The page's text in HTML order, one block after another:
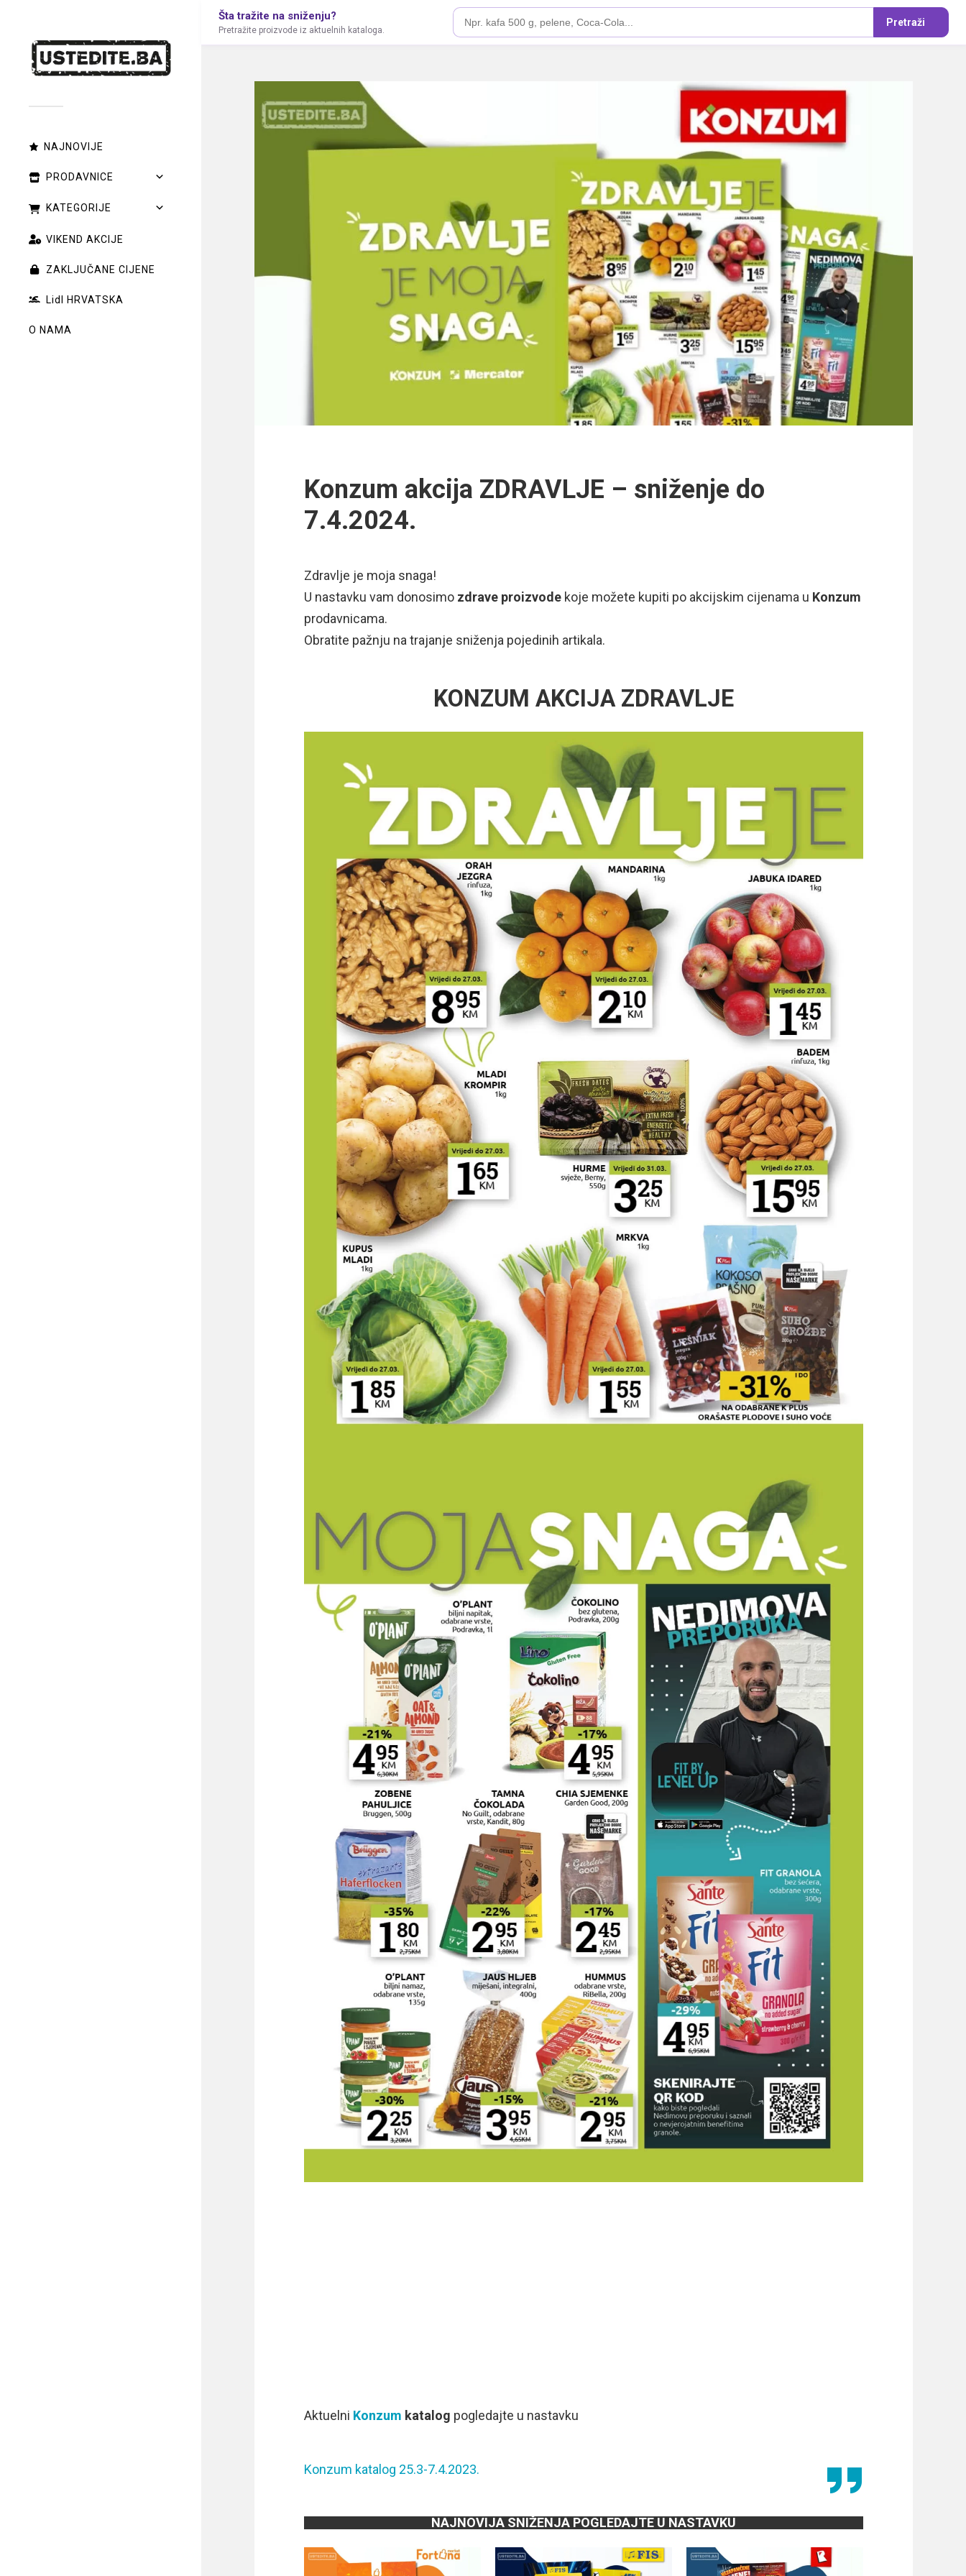
NAJNOVIJE
PRODAVNICE
KATEGORIJE
VIKEND AKCIJE
ZAKLJUČANE CIJENE
Lidl HRVATSKA
O NAMA
Šta tražite na sniženju?
Pretražite proizvode iz aktuelnih kataloga.
Pretraži
Konzum akcija ZDRAVLJE – sniženje do
7.4.2024.
Zdravlje je moja snaga!
U nastavku vam donosimo zdrave proizvode koje možete kupiti po akcijskim cijenama u Konzum
prodavnicama.
Obratite pažnju na trajanje sniženja pojedinih artikala.
KONZUM AKCIJA ZDRAVLJE
Aktuelni Konzum katalog pogledajte u nastavku
Konzum katalog 25.3-7.4.2023.
NAJNOVIJA SNIŽENJA POGLEDAJTE U NASTAVKU